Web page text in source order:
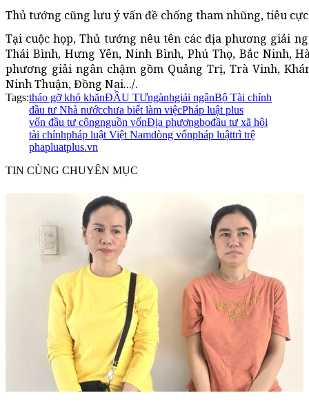
Thủ tướng cũng lưu ý vấn đề chống tham nhũng, tiêu
Tại cuộc họp, Thủ tướng nêu tên các địa phương giải
Thái Bình, Hưng Yên, Ninh Bình, Phú Thọ, Bắc Ninh,
phương giải ngân chậm gồm Quảng Trị, Trà Vinh,
Ninh Thuận, Đồng Nai.../.
Tags:tháo gỡ khó khănĐẦU TƯngànhgiải ngânBộ Tài chính
đầu tư Nhà nướcchưa biết làm việcPháp luật plus
vốn đầu tư côngnguồn vốnĐịa phươngbođầu tư xã hội
tài chínhpháp luật Việt Namdòng vốnpháp luậttrì trệ
phapluatplus.vn
TIN CÙNG CHUYÊN MỤC